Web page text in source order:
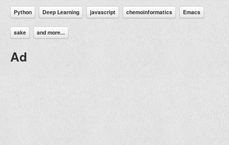
Python Deep Learning javascript chemoinformatics Emacs
sake and more...
Ad